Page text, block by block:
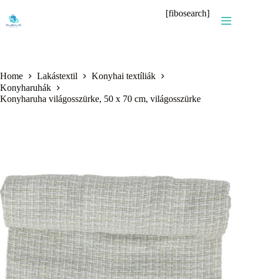
content
[fibosearch]
Home Lakástextil
Konyhai textíliák
Konyharuhák
Konyharuha világosszürke, 50 x 70 cm, világosszürke